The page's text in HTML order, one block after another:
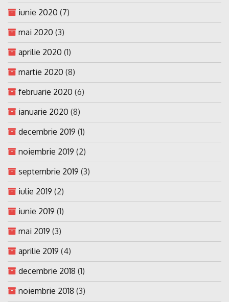
iunie 2020 (7)
mai 2020 (3)
aprilie 2020 (1)
martie 2020 (8)
februarie 2020 (6)
ianuarie 2020 (8)
decembrie 2019 (1)
noiembrie 2019 (2)
septembrie 2019 (3)
iulie 2019 (2)
iunie 2019 (1)
mai 2019 (3)
aprilie 2019 (4)
decembrie 2018 (1)
noiembrie 2018 (3)